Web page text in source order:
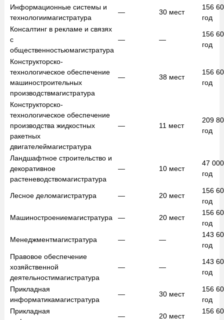
Информационные системы и
технологиимагистратура
— 30 мест
156
год
Консалтинг в рекламе и связях
с
общественностьюмагистратура
— —
156
год
Конструкторско-
технологическое обеспечение
машиностроительных
производствмагистратура
— 38 мест
156
год
Конструкторско-
технологическое обеспечение
производства жидкостных
ракетных
двигателеймагистратура
— 11 мест
209
год
Ландшафтное строительство и
декоративное
растеневодствомагистратура
— 10 мест
47
год
Лесное деломагистратура — 20 мест
156
год
Машиностроениемагистратура — 20 мест
156
год
Менеджментмагистратура — —
143
год
Правовое обеспечение
хозяйственной
деятельностимагистратура
— —
143
год
Прикладная
информатикамагистратура
— 30 мест
156
год
Прикладная
— 20 мест
156